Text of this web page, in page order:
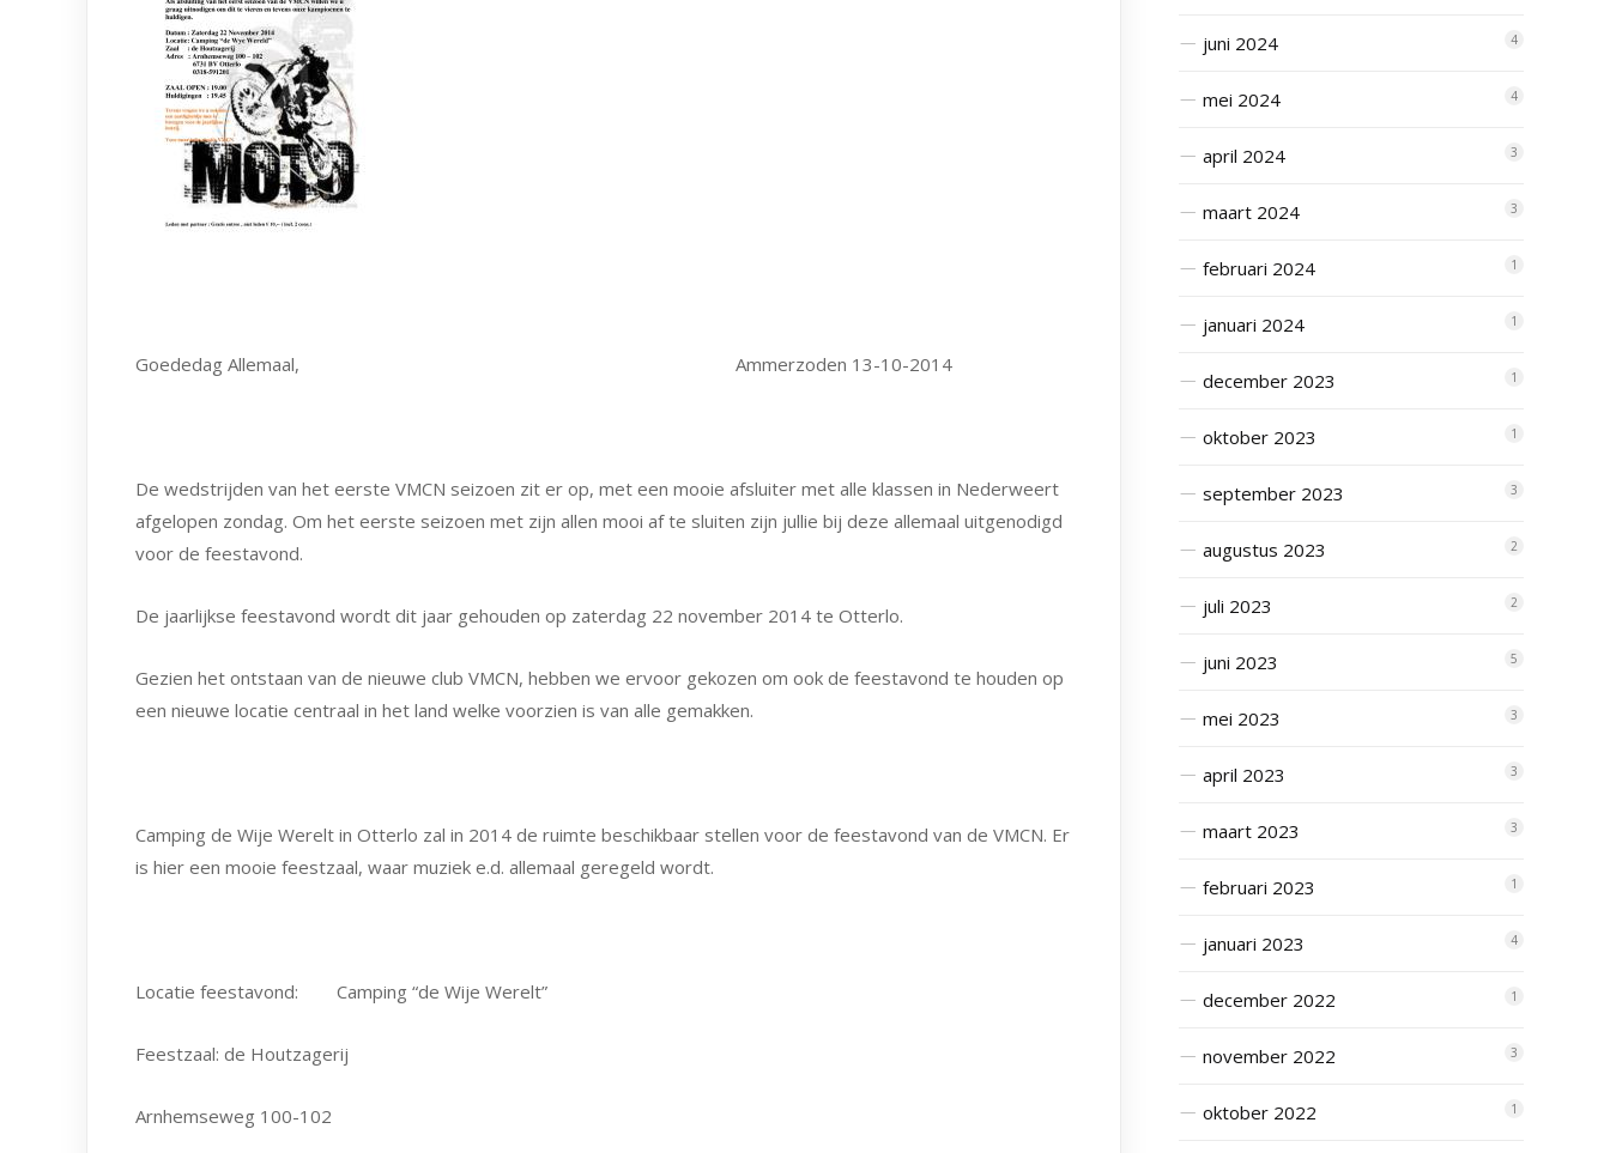
Goededag Allemaal, Ammerzoden 13-10-2014
De wedstrijden van het eerste VMCN seizoen zit er op, met een mooie afsluiter met alle klassen in Nederweert
afgelopen zondag. Om het eerste seizoen met zijn allen mooi af te sluiten zijn jullie bij deze allemaal uitgenodigd
voor de feestavond.
De jaarlijkse feestavond wordt dit jaar gehouden op zaterdag 22 november 2014 te Otterlo.
Gezien het ontstaan van de nieuwe club VMCN, hebben we ervoor gekozen om ook de feestavond te houden op
een nieuwe locatie centraal in het land welke voorzien is van alle gemakken.
Camping de Wije Werelt in Otterlo zal in 2014 de ruimte beschikbaar stellen voor de feestavond van de VMCN. Er
is hier een mooie feestzaal, waar muziek e.d. allemaal geregeld wordt.
Locatie feestavond: Camping “de Wije Werelt”
Feestzaal: de Houtzagerij
Arnhemseweg 100-102
juni 2024 4
mei 2024 4
april 2024 3
maart 2024 3
februari 2024 1
januari 2024 1
december 2023 1
oktober 2023 1
september 2023 3
augustus 2023 2
juli 2023 2
juni 2023 5
mei 2023 3
april 2023 3
maart 2023 3
februari 2023 1
januari 2023 4
december 2022 1
november 2022 3
oktober 2022 1